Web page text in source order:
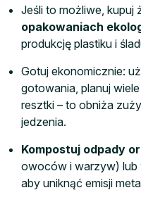
Jeśli to możliwe, kupuj
opakowaniach
produkcję plastiku i
Gotuj ekonomicznie:
gotowania, planuj
resztki – to obniża
jedzenia.
Kompostuj odpady
owoców i warzyw) lub
aby uniknąć emisji